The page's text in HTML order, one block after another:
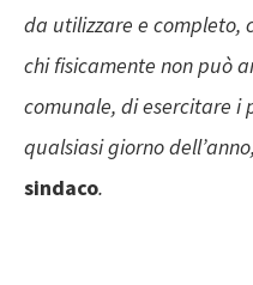
da utilizzare e completo,
chi fisicamente non può
comunale, di esercitare
qualsiasi giorno
sindaco.